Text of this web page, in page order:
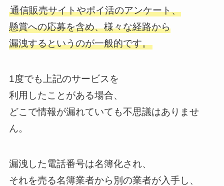
通信販売サイトやポイ活のアンケート、
懸賞への応募を含め、様々な経路から
漏洩するというのが一般的です。
1度でも上記のサービスを
利用したことがある場合、
どこで情報が漏れていても不思議はありませ
ん。
漏洩した電話番号は名簿化され、
それを売る名簿業者から別の業者が入手し、